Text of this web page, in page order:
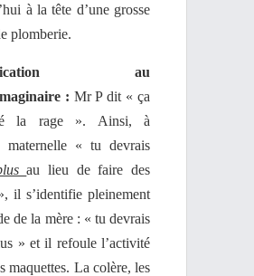
à la tête d’une grosse
plomberie.
au
: Mr P dit « ça
la rage ». Ainsi, à
maternelle « tu devrais
au lieu de faire des
il s’identifie pleinement
de la mère : « tu devrais
» et il refoule l’activité
maquettes. La colère, les